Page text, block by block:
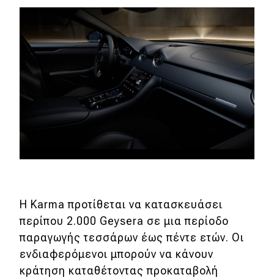
Η Karma προτίθεται να κατασκευάσει
περίπου 2.000 Geysera σε μια περίοδο
παραγωγής τεσσάρων έως πέντε ετών. Οι
ενδιαφερόμενοι μπορούν να κάνουν
κράτηση καταθέτοντας προκαταβολή